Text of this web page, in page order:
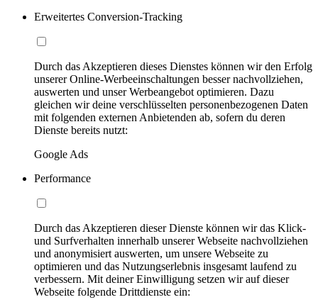
Erweitertes Conversion-Tracking
Durch das Akzeptieren dieses Dienstes können wir den Erfolg
unserer Online-Werbeeinschaltungen besser nachvollziehen,
auswerten und unser Werbeangebot optimieren. Dazu
gleichen wir deine verschlüsselten personenbezogenen Daten
mit folgenden externen Anbietenden ab, sofern du deren
Dienste bereits nutzt:
Google Ads
Performance
Durch das Akzeptieren dieser Dienste können wir das Klick-
und Surfverhalten innerhalb unserer Webseite nachvollziehen
und anonymisiert auswerten, um unsere Webseite zu
optimieren und das Nutzungserlebnis insgesamt laufend zu
verbessern. Mit deiner Einwilligung setzen wir auf dieser
Webseite folgende Drittdienste ein: